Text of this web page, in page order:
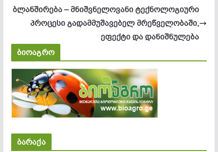
ბლანშირება – მნიშვნელოვანი ტექნოლოგიური
პროცესი გადამმუშავებელ მრეწველობაში,
ეფექტი და დანიშნულება
ბიოაგრო
ბარაქა